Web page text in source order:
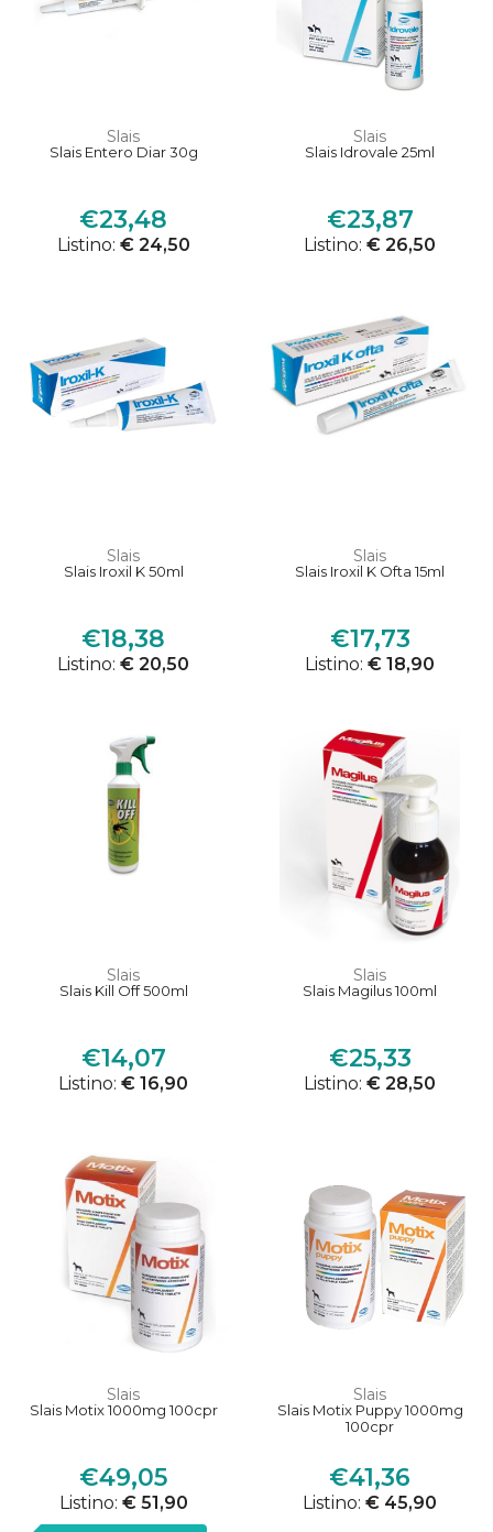
Slais
Slais Entero Diar 30g
€23,48
Listino: € 24,50
Slais
Slais Idrovale 25ml
€23,87
Listino: € 26,50
Slais
Slais Iroxil K 50ml
€18,38
Listino: € 20,50
Slais
Slais Iroxil K Ofta 15ml
€17,73
Listino: € 18,90
Slais
Slais Kill Off 500ml
€14,07
Listino: € 16,90
Slais
Slais Magilus 100ml
€25,33
Listino: € 28,50
Slais
Slais Motix 1000mg 100cpr
€49,05
Listino: € 51,90
Slais
Slais Motix Puppy 1000mg
100cpr
€41,36
Listino: € 45,90